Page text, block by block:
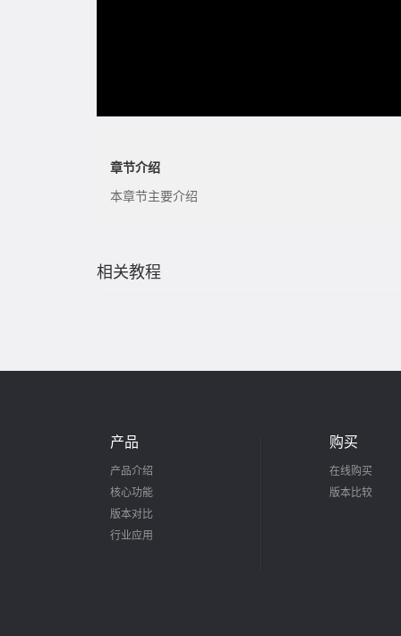
章节介绍
本章节主要介绍
相关教程
产品
产品介绍
核心功能
版本对比
行业应用
购买
在线购买
版本比较